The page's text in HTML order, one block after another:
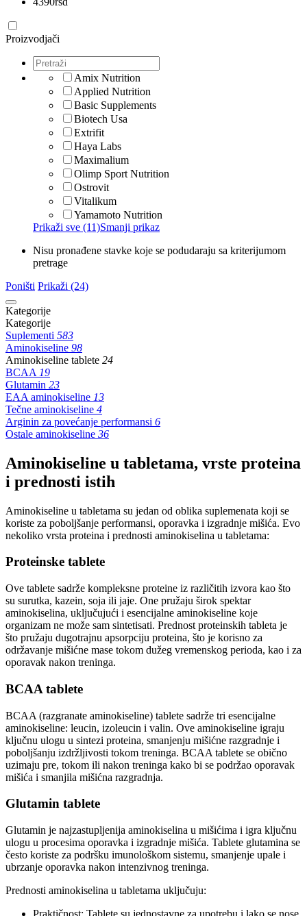
Proizvodjači
Amix Nutrition
Applied Nutrition
Basic Supplements
Biotech Usa
Extrifit
Haya Labs
Maximalium
Olimp Sport Nutrition
Ostrovit
Vitalikum
Yamamoto Nutrition
Prikaži sve (11)Smanji prikaz
Nisu pronađene stavke koje se podudaraju sa kriterijumom
pretrage
Poništi Prikaži (24)
Kategorije
Kategorije
Suplementi 583
Aminokiseline 98
Aminokiseline tablete 24
BCAA 19
Glutamin 23
EAA aminokiseline 13
Tečne aminokiseline 4
Arginin za povećanje performansi 6
Ostale aminokiseline 36
Aminokiseline u tabletama, vrste proteina
i prednosti istih
Aminokiseline u tabletama su jedan od oblika suplemenata koji se
koriste za poboljšanje performansi, oporavka i izgradnje mišića. Evo
nekoliko vrsta proteina i prednosti aminokiselina u tabletama:
Proteinske tablete
Ove tablete sadrže kompleksne proteine iz različitih izvora kao što
su surutka, kazein, soja ili jaje. One pružaju širok spektar
aminokiselina, uključujući i esencijalne aminokiseline koje
organizam ne može sam sintetisati. Prednost proteinskih tableta je
što pružaju dugotrajnu apsorpciju proteina, što je korisno za
održavanje mišićne mase tokom dužeg vremenskog perioda, kao i za
oporavak nakon treninga.
BCAA tablete
BCAA (razgranate aminokiseline) tablete sadrže tri esencijalne
aminokiseline: leucin, izoleucin i valin. Ove aminokiseline igraju
ključnu ulogu u sintezi proteina, smanjenju mišićne razgradnje i
poboljšanju izdržljivosti tokom treninga. BCAA tablete se obično
uzimaju pre, tokom ili nakon treninga kako bi se podržao oporavak
mišića i smanjila mišićna razgradnja.
Glutamin tablete
Glutamin je najzastupljenija aminokiselina u mišićima i igra ključnu
ulogu u procesima oporavka i izgradnje mišića. Tablete glutamina se
često koriste za podršku imunološkom sistemu, smanjenje upale i
ubrzanje oporavka nakon intenzivnog treninga.
Prednosti aminokiselina u tabletama uključuju:
Praktičnost: Tablete su jednostavne za upotrebu i lako se nose